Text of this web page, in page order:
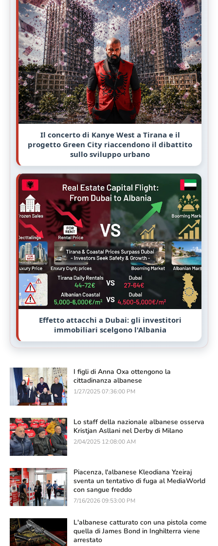
Il concerto di Kanye West a Tirana e il
progetto Green City riaccendono il dibattito
sullo sviluppo urbano
Effetto attacchi a Dubai: gli investitori
immobiliari scelgono l'Albania
I figli di Anna Oxa ottengono la
cittadinanza albanese
1/27/2025 07:36:00 PM
Lo staff della nazionale albanese osserva
Kristjan Asllani nel Derby di Milano
2/04/2025 12:08:00 AM
Piacenza, l'albanese Kleodiana Yzeiraj
sventa un tentativo di fuga al MediaWorld
con sangue freddo
7/16/2026 09:53:00 PM
L'albanese catturato con una pistola come
quella di James Bond in Inghilterra viene
arrestato